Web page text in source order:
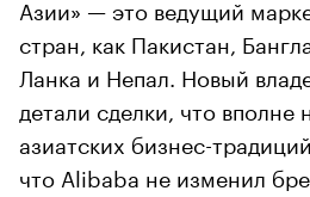
Азии» — это ведущий
стран, как Пакистан,
Ланка и Непал. Новый
детали сделки, что вполне
азиатских бизнес-
что Alibaba не изменил